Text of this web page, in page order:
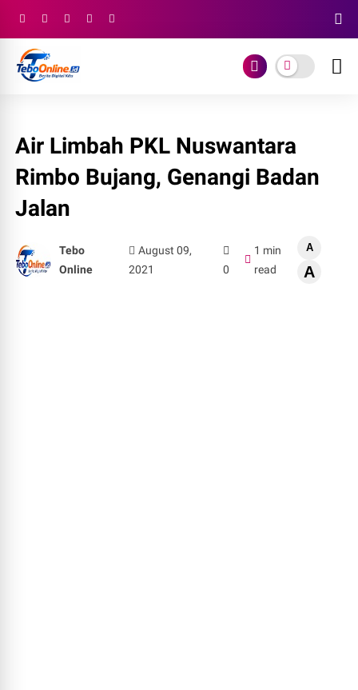
Air Limbah PKL Nuswantara
Rimbo Bujang, Genangi Badan
Jalan
Tebo
Online
August 09,
2021
0
1 min
read
A
A